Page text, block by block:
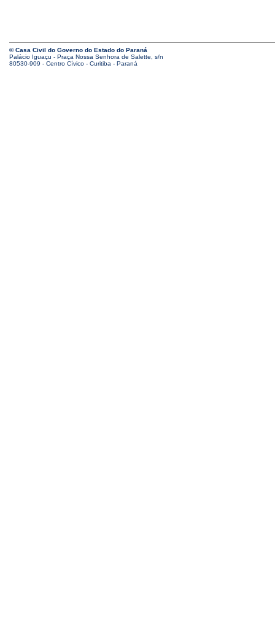
© Casa Civil do Governo do Estado do Paraná
Palácio Iguaçu - Praça Nossa Senhora de Salette, s/n
80530-909 - Centro Cívico - Curitiba - Paraná